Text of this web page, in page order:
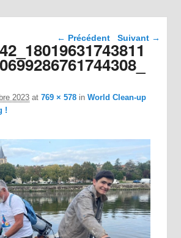
Navigation dans les
images
← Précédent Suivant →
2023 at769 × 578 inWorld Clean-up
!